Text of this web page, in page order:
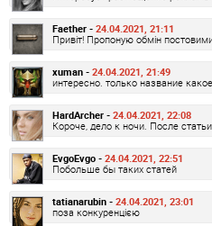
Faether - 24.04.2021, 21:11
Привіт! Пропоную обмін
xuman - 24.04.2021, 21:49
интересно. только название
HardArcher - 24.04.2021, 22:08
Короче, дело к ночи. После
EvgoEvgo - 24.04.2021, 22:51
Побольше бы таких статей
tatianarubin - 24.04.2021, 23:01
поза конкуренцією